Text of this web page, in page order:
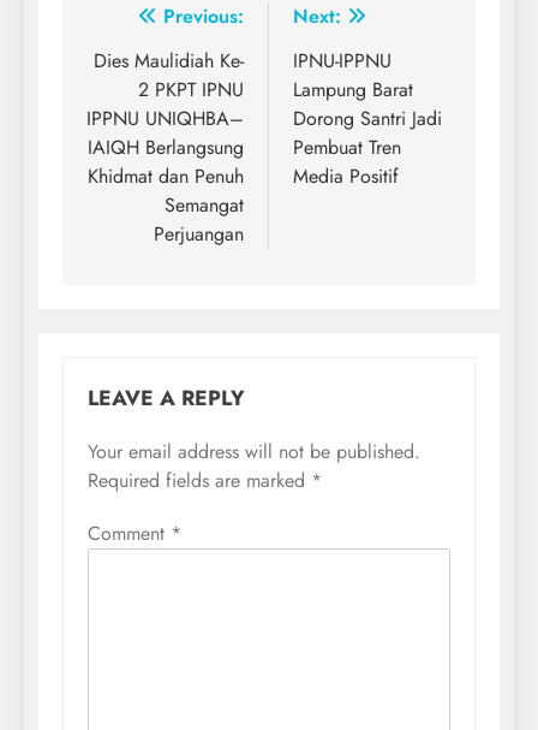
Post
navigation
Previous:
Dies Maulidiah Ke-
2 PKPT IPNU
IPPNU UNIQHBA–
IAIQH Berlangsung
Khidmat dan Penuh
Semangat
Perjuangan
Next:
IPNU-IPPNU
Lampung Barat
Dorong Santri Jadi
Pembuat Tren
Media Positif
LEAVE A REPLY
Your email address will not be published.
Required fields are marked *
Comment *